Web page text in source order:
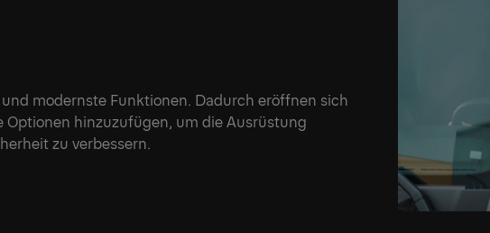
modernste Funktionen. Dadurch eröffnen sich
hinzuzufügen, um die Ausrüstung
zu verbessern.